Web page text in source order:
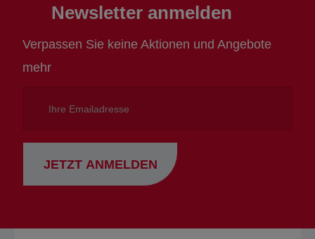
Newsletter anmelden
Verpassen Sie keine Aktionen und Angebote
mehr
Emailadresse
JETZT ANMELDEN